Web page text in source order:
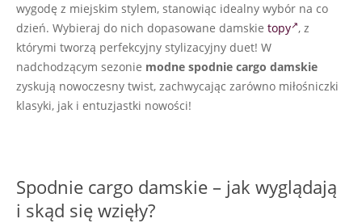
wygodę z miejskim stylem, stanowiąc idealny wybór na co
dzień. Wybieraj do nich dopasowane damskie topy , z
którymi tworzą perfekcyjny stylizacyjny duet! W
nadchodzącym sezonie modne spodnie cargo damskie
zyskują nowoczesny twist, zachwycając zarówno miłośniczki
klasyki, jak i entuzjastki nowości!
Spodnie cargo damskie – jak wyglądają
i skąd się wzięły?